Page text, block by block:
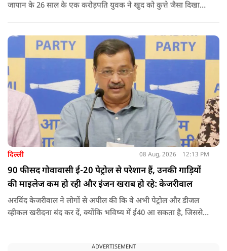
जापान के 26 साल के एक करोड़पति युवक ने खुद को कुत्ते जैसा दिखाने
करवाईं और अब वह कुत्ते की तरह दिखने, चलने और रहने की कोशिश
करता है.
दिल्ली 08 Aug, 2026 12:13 PM
90 फीसद गोवावासी ई-20 पेट्रोल से परेशान हैं, उनकी गाड़ियों
की माइलेज कम हो रही और इंजन खराब हो रहे: केजरीवाल
अरविंद केजरीवाल ने लोगों से अपील की कि वे अभी पेट्रोल और डीजल
व्हीकल खरीदना बंद कर दें, क्योंकि भविष्य में ई40 आ सकता है, जिससे
ADVERTISEMENT